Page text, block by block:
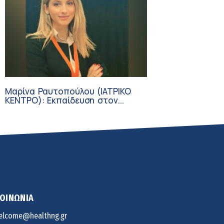
Μαρίνα Ραυτοπούλου (ΙΑΤΡΙΚΟ
ΚΕΝΤΡΟ): Εκπαίδευση στον